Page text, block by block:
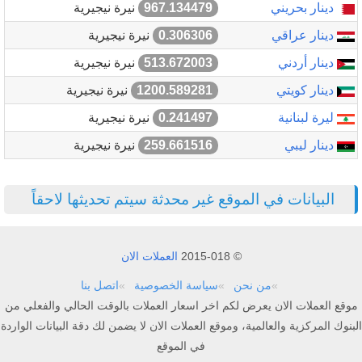
دينار بحريني
967.134479
نيرة نيجيرية
دينار عراقي
0.306306
نيرة نيجيرية
دينار أردني
513.672003
نيرة نيجيرية
دينار كويتي
1200.589281
نيرة نيجيرية
ليرة لبنانية
0.241497
نيرة نيجيرية
دينار ليبي
259.661516 نيرة نيجيرية
البيانات في الموقع غير محدثة سيتم تحديثها لاحقاً
© 2015-018 العملات الان
من نحن سياسة الخصوصية
اتصل بنا
موقع العملات الان يعرض لكم اخر اسعار العملات بالوقت الحالي والفعلي من
البنوك المركزية والعالمية، وموقع العملات الان لا يضمن لك دقة البيانات الواردة
في الموقع